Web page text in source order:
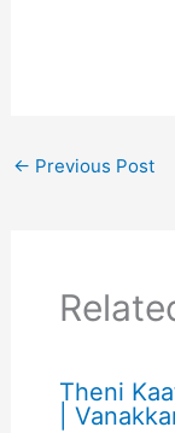
← Previous Post
Theni
|